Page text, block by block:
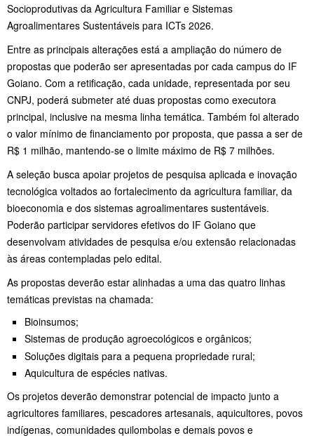
Socioprodutivas da Agricultura Familiar e Sistemas
Agroalimentares Sustentáveis para ICTs 2026.
Entre as principais alterações está a ampliação do número de
propostas que poderão ser apresentadas por cada campus do IF
Goiano. Com a retificação, cada unidade, representada por seu
CNPJ, poderá submeter até duas propostas como executora
principal, inclusive na mesma linha temática. Também foi alterado
o valor mínimo de financiamento por proposta, que passa a ser de
R$ 1 milhão, mantendo-se o limite máximo de R$ 7 milhões.
A seleção busca apoiar projetos de pesquisa aplicada e inovação
tecnológica voltados ao fortalecimento da agricultura familiar, da
bioeconomia e dos sistemas agroalimentares sustentáveis.
Poderão participar servidores efetivos do IF Goiano que
desenvolvam atividades de pesquisa e/ou extensão relacionadas
às áreas contempladas pelo edital.
As propostas deverão estar alinhadas a uma das quatro linhas
temáticas previstas na chamada:
Bioinsumos;
Sistemas de produção agroecológicos e orgânicos;
Soluções digitais para a pequena propriedade rural;
Aquicultura de espécies nativas.
Os projetos deverão demonstrar potencial de impacto junto a
agricultores familiares, pescadores artesanais, aquicultores, povos
indígenas, comunidades quilombolas e demais povos e